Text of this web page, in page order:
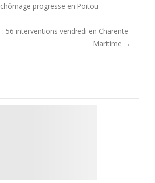
progresse en Poitou-
: 56 interventions vendredi en Charente-
Maritime →